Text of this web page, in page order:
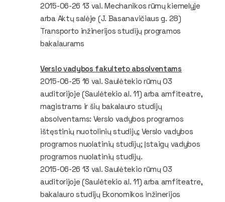
2015-06-26 13 val. Mechanikos rūmų kiemelyje
arba Aktų salėje (J. Basanavičiaus g. 28)
Transporto inžinerijos studijų programos
bakalaurams
Verslo vadybos fakulteto absolventams
2015-06-25 16 val. Saulėtekio rūmų 03
auditorijoje (Saulėtekio al. 11) arba amfiteatre,
magistrams ir šių bakalauro studijų
absolventams: Verslo vadybos programos
ištęstinių nuotolinių studijų; Verslo vadybos
programos nuolatinių studijų; Įstaigų vadybos
programos nuolatinių studijų.
2015-06-26 13 val. Saulėtekio rūmų 03
auditorijoje (Saulėtekio al. 11) arba amfiteatre,
bakalauro studijų Ekonomikos inžinerijos